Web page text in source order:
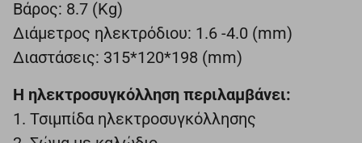
Βάρος: 8.7 (Kg)
Διάμετρος ηλεκτρόδιου: 1.6 -4.0 (mm)
Διαστάσεις: 315*120*198 (mm)
Η ηλεκτροσυγκόλληση περιλαμβάνει:
1. Τσιμπίδα ηλεκτροσυγκόλλησης